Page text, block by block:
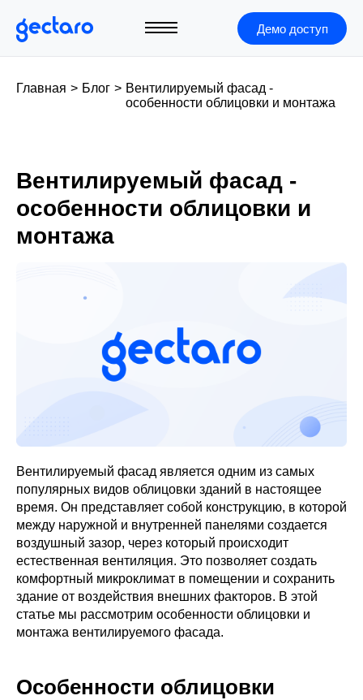
Демо доступ
Главная > Блог > Вентилируемый фасад -
особенности облицовки и монтажа
Вентилируемый фасад -
особенности облицовки и
монтажа
Вентилируемый фасад является одним из самых
популярных видов облицовки зданий в настоящее
время. Он представляет собой конструкцию, в которой
между наружной и внутренней панелями создается
воздушный зазор, через который происходит
естественная вентиляция. Это позволяет создать
комфортный микроклимат в помещении и сохранить
здание от воздействия внешних факторов. В этой
статье мы рассмотрим особенности облицовки и
монтажа вентилируемого фасада.
Особенности облицовки